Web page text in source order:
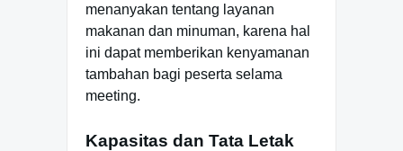
menanyakan tentang layanan
makanan dan minuman, karena hal
ini dapat memberikan kenyamanan
tambahan bagi peserta selama
meeting.
Kapasitas dan Tata Letak